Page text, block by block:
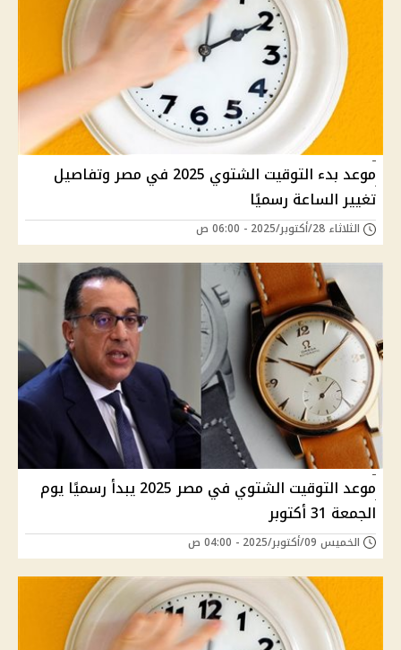
موعد بدء التوقيت الشتوي 2025 في مصر وتفاصيل
تغيير الساعة رسميًا
الثلاثاء 28/أكتوبر/2025 - 06:00 ص
موعد التوقيت الشتوي في مصر 2025 يبدأ رسميًا يوم
الجمعة 31 أكتوبر
الخميس 09/أكتوبر/2025 - 04:00 ص